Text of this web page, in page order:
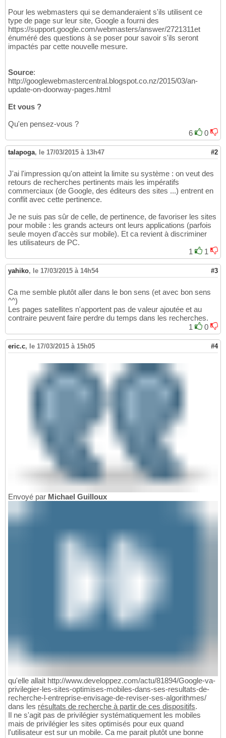
Pour les webmasters qui se demanderaient s'ils utilisent ce
type de page sur leur site, Google a fourni des
https://support.google.com/webmasters/answer/2721311et
énuméré des questions à se poser pour savoir s'ils seront
impactés par cette nouvelle mesure.
Source:
http://googlewebmastercentral.blogspot.co.nz/2015/03/an-
update-on-doorway-pages.html
Et vous ?
Qu'en pensez-vous ?
6
0
talapoga, le 17/03/2015 à 13h47 #2
J'ai l'impression qu'on atteint la limite su système : on veut des
retours de recherches pertinents mais les impératifs
commerciaux (de Google, des éditeurs des sites ...) entrent en
conflit avec cette pertinence.
Je ne suis pas sûr de celle, de pertinence, de favoriser les sites
pour mobile : les grands acteurs ont leurs applications (parfois
seule moyen d'accès sur mobile). Et ca revient à discriminer
les utilisateurs de PC.
1
1
yahiko, le 17/03/2015 à 14h54 #3
Ca me semble plutôt aller dans le bon sens (et avec bon sens
^^)
Les pages satellites n'apportent pas de valeur ajoutée et au
contraire peuvent faire perdre du temps dans les recherches.
1
0
eric.c, le 17/03/2015 à 15h05 #4
Envoyé par Michael Guilloux
qu'elle allait http://www.developpez.com/actu/81894/Google-va-
privilegier-les-sites-optimises-mobiles-dans-ses-resultats-de-
recherche-l-entreprise-envisage-de-reviser-ses-algorithmes/
dans les résultats de recherche à partir de ces dispositifs.
Il ne s'agit pas de privilégier systématiquement les mobiles
mais de privilégier les sites optimisés pour eux quand
l'utilisateur est sur un mobile. Ca me parait plutôt une bonne